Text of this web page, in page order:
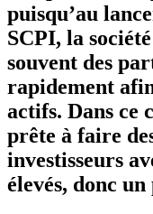
puisqu’au
SCPI, la
souvent des
rapidement
actifs. Dans ce
prête à faire
investisseurs
élevés, donc